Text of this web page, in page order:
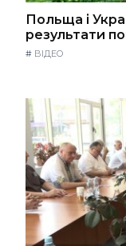
Польща і
результати
# ВІДЕО